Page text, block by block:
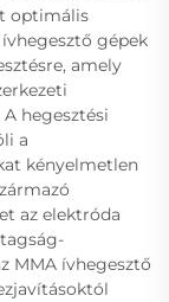
optimális
ívhegesztő gépek
amely
hegesztési
a
kényelmetlen
az elektróda
MMA ívhegesztő